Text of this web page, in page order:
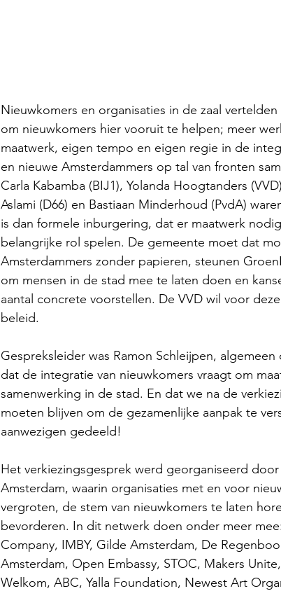
Nieuwkomers en organisaties in de zaal
om nieuwkomers hier vooruit te helpen; meer
maatwerk, eigen tempo en eigen regie in de
en nieuwe Amsterdammers op tal van fronten
Carla Kabamba (BIJ1), Yolanda Hoogtanders
Aslami (D66) en Bastiaan Minderhoud (PvdA)
is dan formele inburgering, dat er maatwerk
belangrijke rol spelen. De gemeente moet dat
Amsterdammers zonder papieren, steunen
om mensen in de stad mee te laten doen en
aantal concrete voorstellen. De VVD wil voor
beleid.
Gespreksleider was Ramon Schleijpen,
dat de integratie van nieuwkomers vraagt om
samenwerking in de stad. En dat we na de
moeten blijven om de gezamenlijke aanpak te
aanwezigen gedeeld!
Het verkiezingsgesprek werd georganiseerd
Amsterdam, waarin organisaties met en voor
vergroten, de stem van nieuwkomers te laten
bevorderen. In dit netwerk doen onder meer
Company, IMBY, Gilde Amsterdam, De
Amsterdam, Open Embassy, STOC, Makers
Welkom, ABC, Yalla Foundation, Newest Art